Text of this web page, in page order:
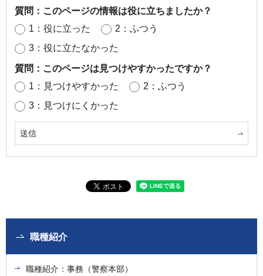
質問：このページの情報は役に立ちましたか？
1：役に立った
2：ふつう
3：役に立たなかった
質問：このページは見つけやすかったですか？
1：見つけやすかった
2：ふつう
3：見つけにくかった
職種紹介
職種紹介：事務（警察本部）